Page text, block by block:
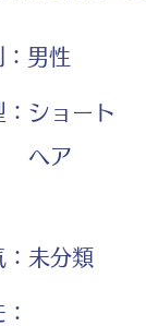
男性
ショート
ヘア
未分類